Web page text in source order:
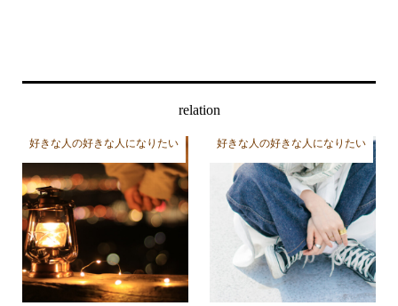
relation
好きな人の好きな人になりたい 好きな人の好きな人になりたい